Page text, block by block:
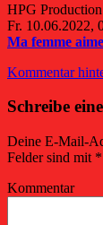
HPG
Fr. 10.06.2022,
Ma femme
Kommentar
Schreibe
Deine E-Mail-
Felder sind mit *
Kommentar